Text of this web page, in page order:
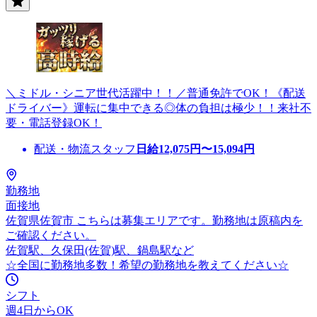
＼ミドル・シニア世代活躍中！！／普通免許でOK！《配送
ドライバー》運転に集中できる◎体の負担は極少！！来社不
要・電話登録OK！
配送・物流スタッフ 日給12,075円〜15,094円
勤務地
面接地
佐賀県佐賀市 こちらは募集エリアです。勤務地は原稿内を
ご確認ください。
佐賀駅、久保田(佐賀)駅、鍋島駅など
☆全国に勤務地多数！希望の勤務地を教えてください☆
シフト
週4日からOK